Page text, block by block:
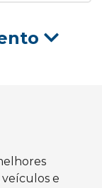
e